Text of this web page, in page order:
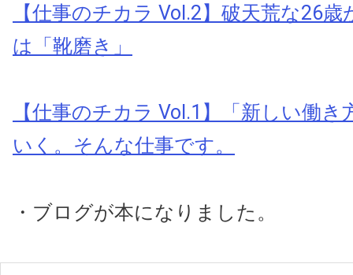
【仕事のチカラ Vol.2】破天荒な26
は「靴磨き」
【仕事のチカラ Vol.1】「新しい働
いく。そんな仕事です。
・ブログが本になりました。